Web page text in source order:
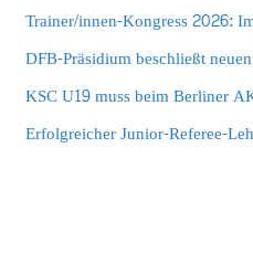
Trainer/innen-Kongress 2026:
DFB-Präsidium beschließt
KSC U19 muss beim Berliner
Erfolgreicher Junior-Referee-